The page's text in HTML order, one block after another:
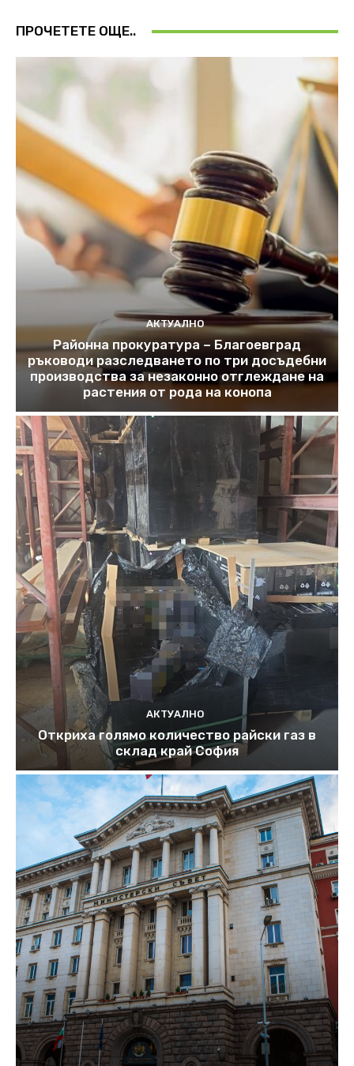
ПРОЧЕТЕТЕ ОЩЕ..
АКТУАЛНО
Районна прокуратура – Благоевград
ръководи разследването по три досъдебни
производства за незаконно отглеждане на
растения от рода на конопа
АКТУАЛНО
Откриха голямо количество райски газ в
склад край София